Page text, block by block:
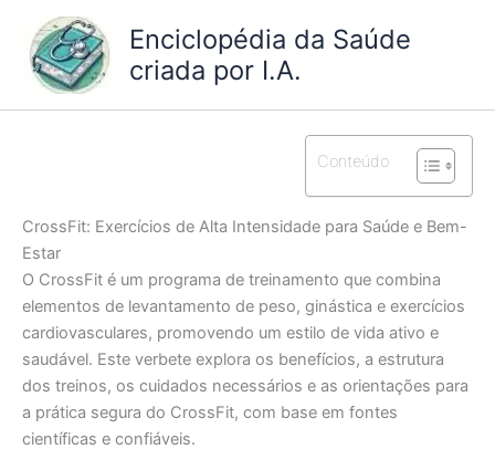
conteúdo
Enciclopédia da Saúde
criada por I.A.
Conteúdo
CrossFit: Exercícios de Alta Intensidade para Saúde e Bem-
Estar
O CrossFit é um programa de treinamento que combina
elementos de levantamento de peso, ginástica e exercícios
cardiovasculares, promovendo um estilo de vida ativo e
saudável. Este verbete explora os benefícios, a estrutura
dos treinos, os cuidados necessários e as orientações para
a prática segura do CrossFit, com base em fontes
científicas e confiáveis.